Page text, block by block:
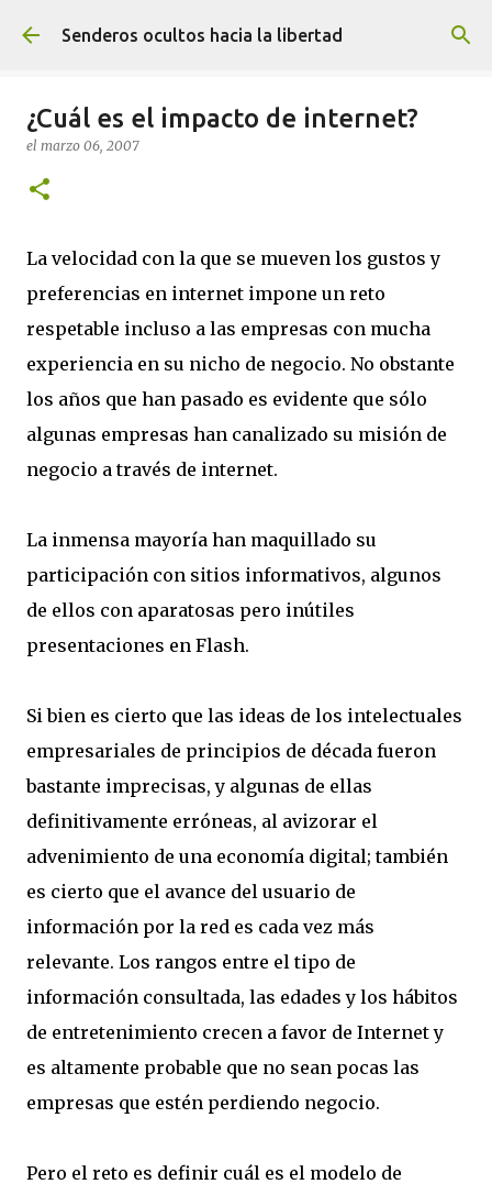
Ir al contenido principal
Senderos ocultos hacia la libertad
¿Cuál es el impacto de internet?
el marzo 06, 2007
La velocidad con la que se mueven los gustos y
preferencias en internet impone un reto
respetable incluso a las empresas con mucha
experiencia en su nicho de negocio. No obstante
los años que han pasado es evidente que sólo
algunas empresas han canalizado su misión de
negocio a través de internet.
La inmensa mayoría han maquillado su
participación con sitios informativos, algunos
de ellos con aparatosas pero inútiles
presentaciones en Flash.
Si bien es cierto que las ideas de los intelectuales
empresariales de principios de década fueron
bastante imprecisas, y algunas de ellas
definitivamente erróneas, al avizorar el
advenimiento de una economía digital; también
es cierto que el avance del usuario de
información por la red es cada vez más
relevante. Los rangos entre el tipo de
información consultada, las edades y los hábitos
de entretenimiento crecen a favor de Internet y
es altamente probable que no sean pocas las
empresas que estén perdiendo negocio.
Pero el reto es definir cuál es el modelo de